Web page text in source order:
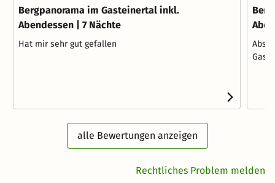
Bergpanorama im Gasteinertal inkl.
Abendessen | 7 Nächte
Hat mir sehr gut gefallen
alle Bewertungen anzeigen
Rechtliches Problem melden